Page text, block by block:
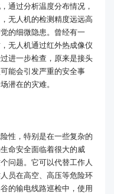
通过分析温度分布情况，
无人机的检测精度远远高
的细微隐患。曾经有一
无人机通过红外热成像仪
进一步检查，原来是接头
能会引发严重的安全事
潜在的灾难。
性，特别是在一些复杂的
命安全面临着很大的威
问题。它可以代替工作人
员在高空、高压等危险环
的输电线路巡检中，使用